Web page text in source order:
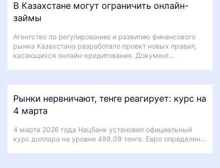
В Казахстане могут ограничить онлайн-
займы
Агентство по регулированию и развитию финансового
рынка Казахстана разработало проект новых правил,
касающихся онлайн-кредитования. Документ…
Рынки нервничают, тенге реагирует: курс на
4 марта
4 марта 2026 года Нацбанк установил официальный
курс доллара на уровне 498,09 тенге. Евро определен…